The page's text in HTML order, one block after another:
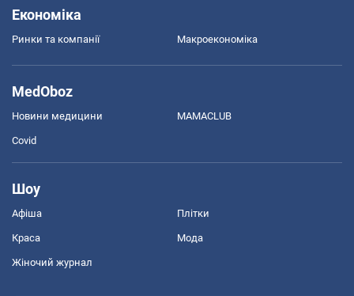
Економіка
Ринки та компанії Макроекономіка
MedOboz
Новини медицини MAMACLUB
Covid
Шоу
Афіша Плітки
Краса Мода
Жіночий журнал